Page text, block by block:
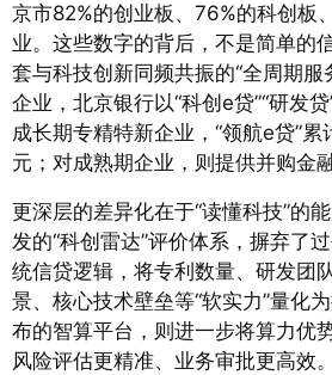
京市82%的创业板、76%的科创板
业。这些数字的背后，不是简单的
套与科技创新同频共振的“全周期服
企业，北京银行以“科创e贷”“研发
成长期专精特新企业，“领航e贷”
元；对成熟期企业，则提供并购金
更深层的差异化在于“读懂科技”的
发的“科创雷达”评价体系，摒弃了
统信贷逻辑，将专利数量、研发团
景、核心技术壁垒等“软实力”量化
布的智算平台，则进一步将算力优
风险评估更精准、业务审批更高效。